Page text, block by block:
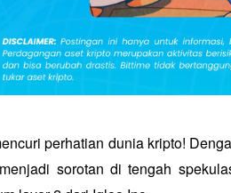
perhatian dunia kripto!
sorotan di tengah